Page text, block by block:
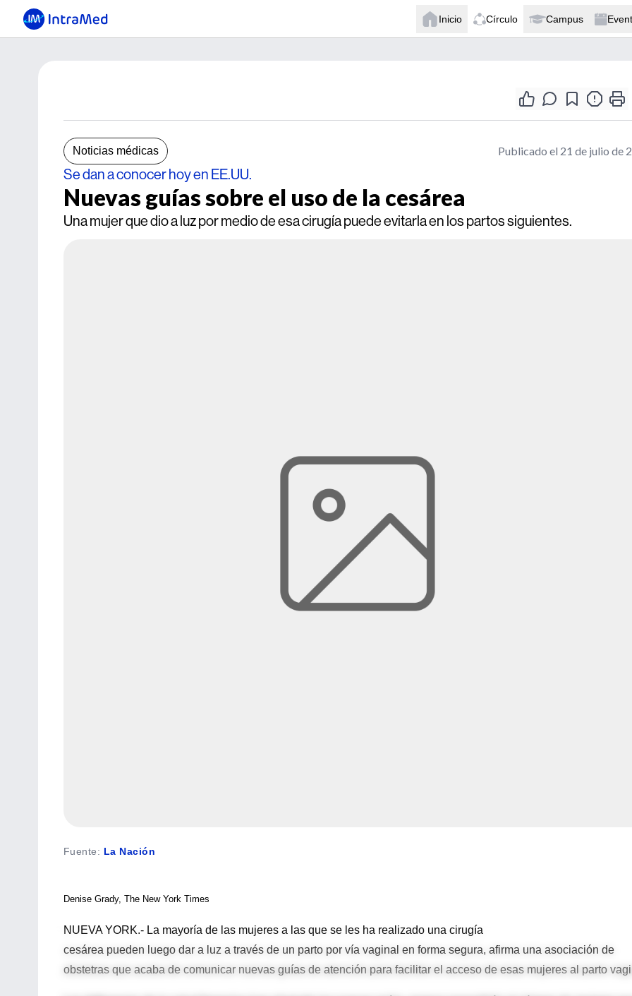
Inicio Círculo Campus
Noticias médicas Publicado el 21 de julio de
Se dan a conocer hoy en EE.UU.
Nuevas guías sobre el uso de la cesárea
Una mujer que dio a luz por medio de esa cirugía puede evitarla en los partos siguientes.
Fuente: La Nación
Denise Grady, The New York Times
NUEVA YORK.- La mayoría de las mujeres a las que se les ha realizado una cirugía
cesárea pueden luego dar a luz a través de un parto por vía vaginal en forma segura, afirma una asociación de
obstetras que acaba de comunicar nuevas guías de atención para facilitar el acceso de esas mujeres al parto